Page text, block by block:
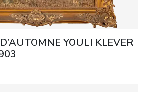
YOULI KLEVER